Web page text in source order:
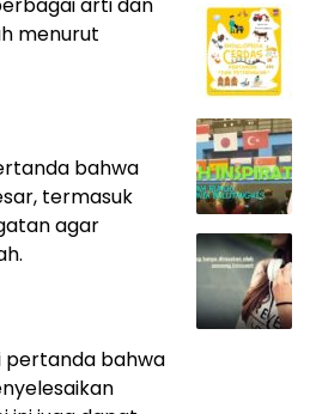
menurut
bahwa
termasuk
agar
pertanda bahwa